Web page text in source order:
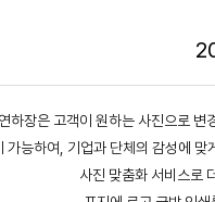
하장은 고객이 원하는 사진으로
가능하여, 기업과 단체의 감성에
사진 맞춤화 서비스로